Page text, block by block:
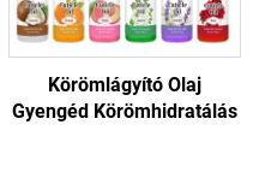
Körömlágyító Olaj
Gyengéd Körömhidratálás